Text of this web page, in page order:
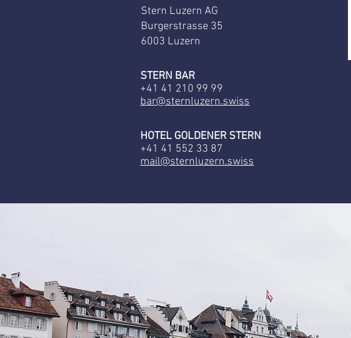
Stern Luzern AG
Burgerstrasse 35
6003 Luzern
STERN BAR
+41 41 210 99 99
bar@sternluzern.swiss
HOTEL GOLDENER STERN
+41 41 552 33 87
mail@sternluzern.swiss